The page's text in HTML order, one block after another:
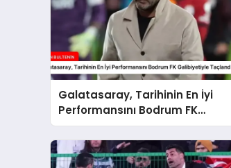
Galatasaray, Tarihinin En İyi
Performansını Bodrum FK
Galibiyetiyle Taçlandırdı